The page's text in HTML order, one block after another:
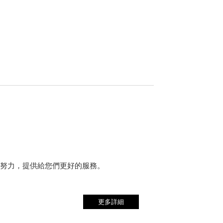
力，提供給您們更好的服務。
更多詳細